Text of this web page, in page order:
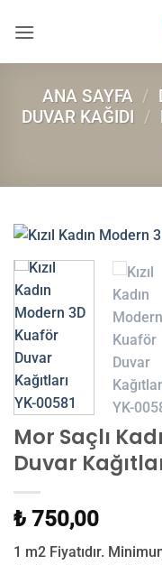
atla
ANA SAYFA /
DUVAR KAĞIDI /
Mor Saçlı
Duvar
₺ 750,00
1 m2 Fiyatıdır.